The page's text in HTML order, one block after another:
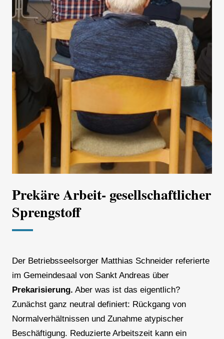
Prekäre Arbeit- gesellschaftlicher
Sprengstoff
Der Betriebsseelsorger Matthias Schneider referierte
im Gemeindesaal von Sankt Andreas über
Prekarisierung. Aber was ist das eigentlich?
Zunächst ganz neutral definiert: Rückgang von
Normalverhältnissen und Zunahme atypischer
Beschäftigung. Reduzierte Arbeitszeit kann ein